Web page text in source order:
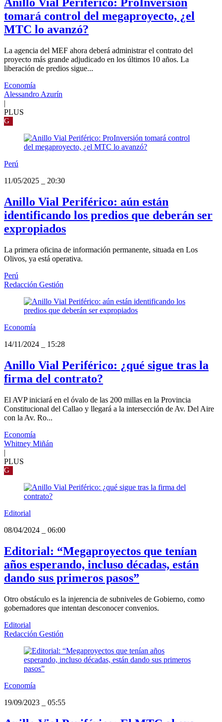
Anillo Vial Periférico: ProInversión
tomará control del megaproyecto, ¿el
MTC lo avanzó?
La agencia del MEF ahora deberá administrar el contrato del
proyecto más grande adjudicado en los últimos 10 años. La
liberación de predios sigue...
Economía
Alessandro Azurín
|
PLUS
G
Perú
11/05/2025
20:30
Anillo Vial Periférico: aún están
identificando los predios que deberán ser
expropiados
La primera oficina de información permanente, situada en Los
Olivos, ya está operativa.
Perú
Redacción Gestión
Economía
14/11/2024
15:28
Anillo Vial Periférico: ¿qué sigue tras la
firma del contrato?
El AVP iniciará en el óvalo de las 200 millas en la Provincia
Constitucional del Callao y llegará a la intersección de Av. Del Aire
con la Av. Ro...
Economía
Whitney Miñán
|
PLUS
G
Editorial
08/04/2024
06:00
Editorial: “Megaproyectos que tenían
años esperando, incluso décadas, están
dando sus primeros pasos”
Otro obstáculo es la injerencia de subniveles de Gobierno, como
gobernadores que intentan desconocer convenios.
Editorial
Redacción Gestión
Economía
19/09/2023
05:55